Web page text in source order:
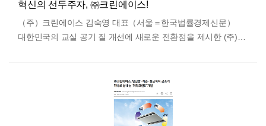
혁신의 선두주자, ㈜크린에이스!
（주）크린에이스 김숙영 대표（서울＝한국법률경제신문）
대한민국의 교실 공기 질 개선에 새로운 전환점을 제시한 (주)
받고 있다…